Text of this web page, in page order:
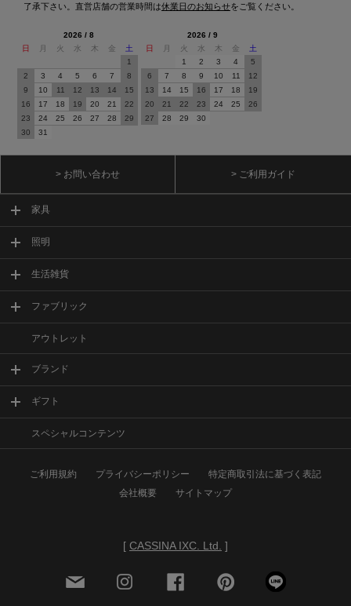
了承下さい。直営店舗の営業時間は休業日のお知らせをご覧ください。
2026 / 8
日
月 火 水 木 金
土
1
2
3 4 5 6 7
8
9
10 11 12 13 14
15
16
17 18 19 20 21
22
23
24 25 26 27 28
29
30
31
2026 / 9
日
月 火 水 木 金
土
1
2 3 4
5
6
7 8 9 10 11
12
13
14 15 16 17 18
19
20
21 22 23 24 25
26
27
28 29 30
> お問い合わせ > ご利用ガイド
家具
照明
生活雑貨
ファブリック
アウトレット
ブランド
ギフト
スペシャルコンテンツ
ご利用規約 プライバシーポリシー
特定商取引法に基づく表記
会社概要
サイトマップ
[ CASSINA IXC. Ltd. ]